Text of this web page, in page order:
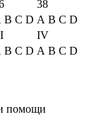
38
B C D A B C D
IV
B C D A B C D
помощи